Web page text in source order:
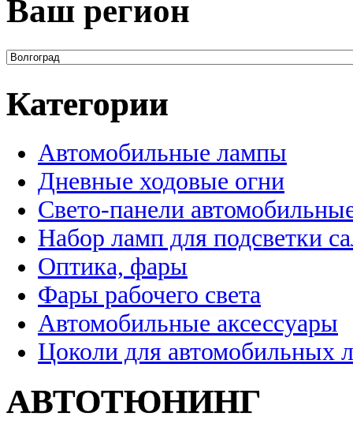
Ваш регион
Категории
Автомобильные лампы
Дневные ходовые огни
Свето-панели
Набор ламп для подсветки
Оптика, фары
Фары рабочего света
Автомобильные аксессуары
Цоколи для автомобильных
АВТОТЮНИНГ